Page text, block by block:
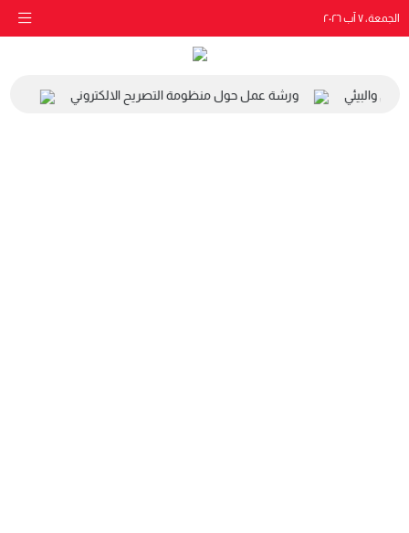
الجمعة، ٧ آب ٢٠٢٦
والبيئي ورشة عمل حول منظومة التصريح الالكتروني